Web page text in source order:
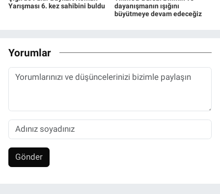
Yarışması 6. kez sahibini buldu
dayanışmanın ışığını
büyütmeye devam edeceğiz
Yorumlar
Gönder